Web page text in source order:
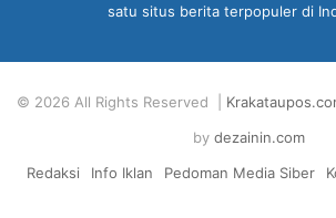
satu situs berita terpopuler di
© 2026 All Rights Reserved |
by dezainin.com
Redaksi
Info Iklan Pedoman Media Siber